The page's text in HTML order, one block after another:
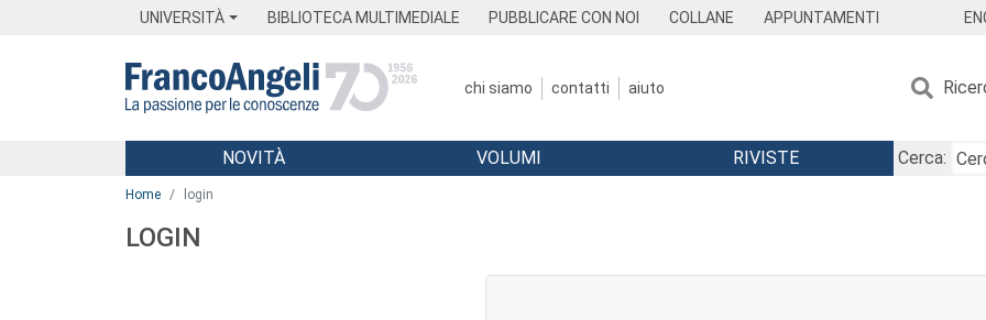
UNIVERSITÀ BIBLIOTECA MULTIMEDIALE PUBBLICARE CON NOI COLLANE APPUNTAMENTI
chi siamo contatti aiuto
Menu
NOVITÀ VOLUMI RIVISTE
Cerca:
Home login
LOGIN